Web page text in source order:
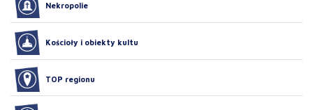
Nekropolie
Kościoły i obiekty kultu
TOP regionu